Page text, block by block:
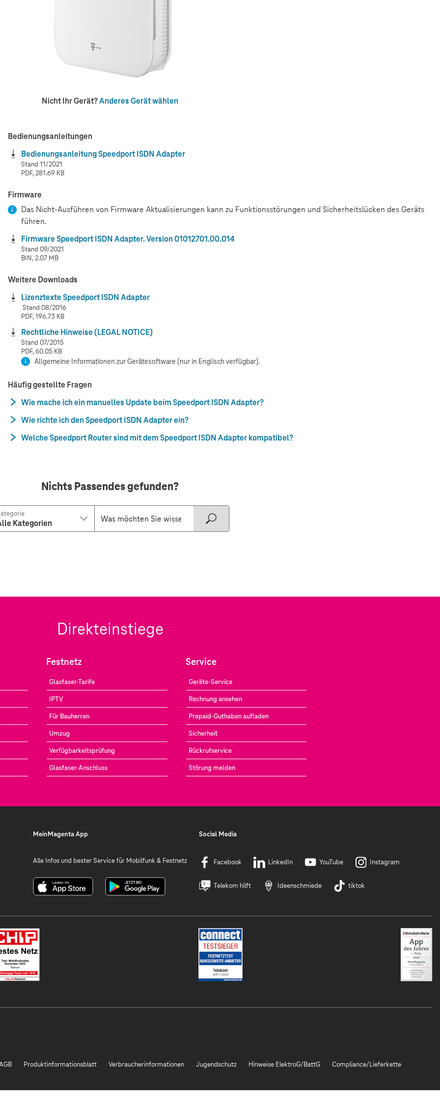
Nicht Ihr Gerät?Anderes Gerät wählen
Bedienungsanleitungen
Bedienungsanleitung Speedport ISDN Adapter
Stand 11/2021
PDF, 281.69 KB
Firmware
Das Nicht-Ausführen von Firmware Aktualisierungen kann zu Funktionsstörungen und Sicherheitslücken des Geräts
führen.
Firmware Speedport ISDN Adapter. Version 01012701.00.014
Stand 09/2021
BIN, 2.07 MB
Weitere Downloads
Lizenztexte Speedport ISDN Adapter
Stand 08/2016
PDF, 196.73 KB
Rechtliche Hinweise (LEGAL NOTICE)
Stand 07/2015
PDF, 60.05 KB
Allgemeine Informationen zur Gerätesoftware (nur in Englisch verfügbar).
Häufig gestellte Fragen
Wie mache ich ein manuelles Update beim Speedport ISDN Adapter?
Wie richte ich den Speedport ISDN Adapter ein?
Welche Speedport Router sind mit dem Speedport ISDN Adapter kompatibel?
Nichts Passendes gefunden?
Kategorien
Direkteinstiege
Festnetz
Glasfaser-Tarife
IPTV
Für Bauherren
Umzug
Verfügbarkeitsprüfung
Glasfaser-Anschluss
Service
Geräte-Service
Rechnung ansehen
Prepaid-Guthaben aufladen
Sicherheit
Rückrufservice
Störung melden
MeinMagenta App
Alle Infos und bester Service für Mobilfunk & Festnetz
Social Media
Facebook LinkedIn YouTube Instagram
Telekom hilft Ideenschmiede tiktok
Produktinformationsblatt Verbraucherinformationen Jugendschutz Hinweise ElektroG/BattG Compliance/Lieferkette